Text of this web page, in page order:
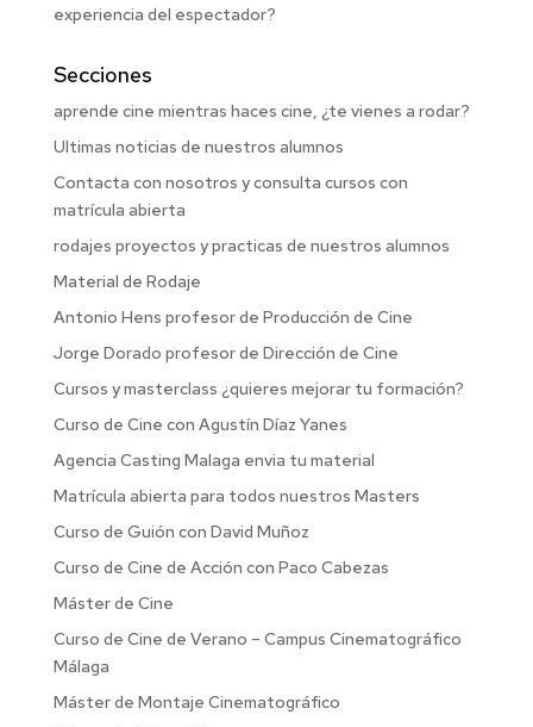
experiencia del espectador?
Secciones
aprende cine mientras haces cine, ¿te vienes a rodar?
Ultimas noticias de nuestros alumnos
Contacta con nosotros y consulta cursos con
matrícula abierta
rodajes proyectos y practicas de nuestros alumnos
Material de Rodaje
Antonio Hens profesor de Producción de Cine
Jorge Dorado profesor de Dirección de Cine
Cursos y masterclass ¿quieres mejorar tu formación?
Curso de Cine con Agustín Díaz Yanes
Agencia Casting Malaga envia tu material
Matrícula abierta para todos nuestros Masters
Curso de Guión con David Muñoz
Curso de Cine de Acción con Paco Cabezas
Máster de Cine
Curso de Cine de Verano – Campus Cinematográfico
Málaga
Máster de Montaje Cinematográfico